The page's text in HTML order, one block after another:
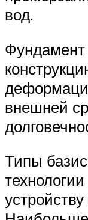
вод.
Фундамент
внешней
Типы